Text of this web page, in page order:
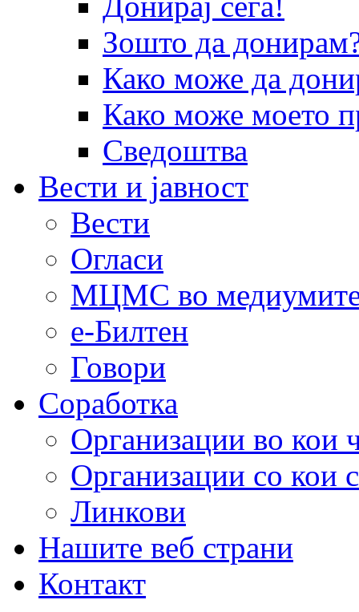
Зошто да
Како може да
Како може моето
Сведоштва
Вести и јавност
Вести
Огласи
МЦМС во
е-Билтен
Говори
Соработка
Организации во кои
Организации со кои
Линкови
Нашите веб страни
Контакт